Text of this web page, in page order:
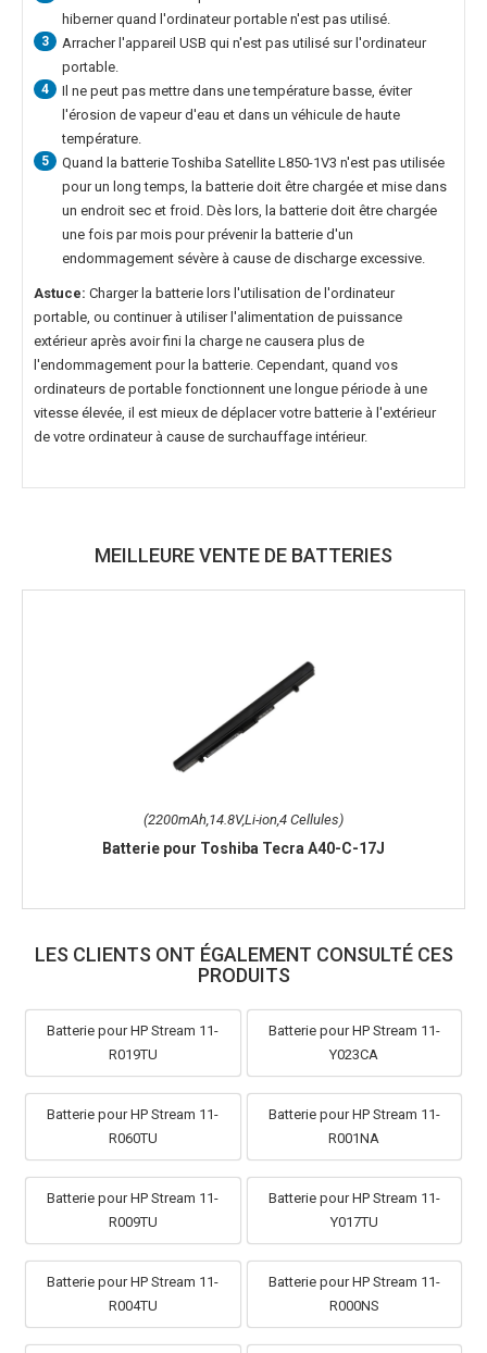
hiberner quand l'ordinateur portable n'est pas utilisé.
3
Arracher l'appareil USB qui n'est pas utilisé sur l'ordinateur
portable.
4
Il ne peut pas mettre dans une température basse, éviter
l'érosion de vapeur d'eau et dans un véhicule de haute
température.
5 Quand la batterie Toshiba Satellite L850-1V3 n'est pas utilisée
pour un long temps, la batterie doit être chargée et mise dans
un endroit sec et froid. Dès lors, la batterie doit être chargée
une fois par mois pour prévenir la batterie d'un
endommagement sévère à cause de discharge excessive.
Astuce: Charger la batterie lors l'utilisation de l'ordinateur
portable, ou continuer à utiliser l'alimentation de puissance
extérieur après avoir fini la charge ne causera plus de
l'endommagement pour la batterie. Cependant, quand vos
ordinateurs de portable fonctionnent une longue période à une
vitesse élevée, il est mieux de déplacer votre batterie à l'extérieur
de votre ordinateur à cause de surchauffage intérieur.
MEILLEURE VENTE DE BATTERIES
(2200mAh,14.8V,Li-ion,4 Cellules)
Batterie pour Toshiba Tecra A40-C-17J
LES CLIENTS ONT ÉGALEMENT CONSULTÉ CES
PRODUITS
Batterie pour HP Stream 11-
R019TU
Batterie pour HP Stream 11-
Y023CA
Batterie pour HP Stream 11-
R060TU
Batterie pour HP Stream 11-
R001NA
Batterie pour HP Stream 11-
R009TU
Batterie pour HP Stream 11-
Y017TU
Batterie pour HP Stream 11-
R004TU
Batterie pour HP Stream 11-
R000NS